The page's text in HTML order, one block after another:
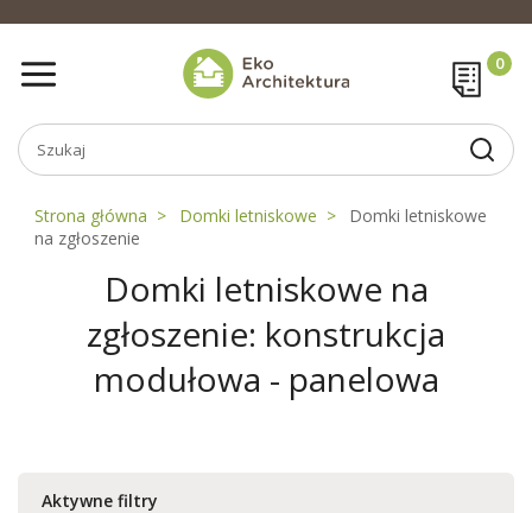
Strona główna Domki letniskowe
Domki letniskowe
na zgłoszenie
Domki letniskowe na
zgłoszenie: konstrukcja
modułowa - panelowa
Aktywne filtry